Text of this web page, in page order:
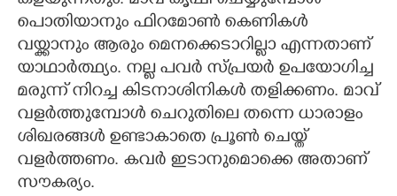
പൊതിയാനും ഫിറമോൺ കെണികൾ
വയ്ക്കാനും ആരും മെനക്കെടാറില്ലാ എന്നതാണ്
യാഥാർത്ഥ്യം. നല്ല പവർ സ്പ്രയർ ഉപയോഗിച്ച
മരുന്ന് നിറച്ച കിടനാശിനികൾ തളിക്കണം. മാവ്
വളർത്തുമ്പോൾ ചെറുതിലെ തന്നെ ധാരാളം
ശിഖരങ്ങൾ ഉണ്ടാകാതെ പ്രൂൺ ചെയ്ത്
വളർത്തണം. കവർ ഇടാനുമൊക്കെ അതാണ്
സൗകര്യം.